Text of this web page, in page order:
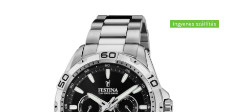
ingyenes szállítás